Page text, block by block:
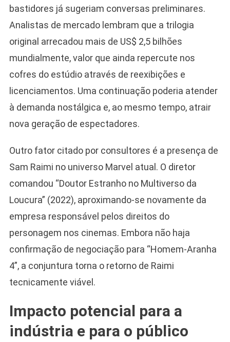
bastidores já sugeriam conversas preliminares.
Analistas de mercado lembram que a trilogia
original arrecadou mais de US$ 2,5 bilhões
mundialmente, valor que ainda repercute nos
cofres do estúdio através de reexibições e
licenciamentos. Uma continuação poderia atender
à demanda nostálgica e, ao mesmo tempo, atrair
nova geração de espectadores.
Outro fator citado por consultores é a presença de
Sam Raimi no universo Marvel atual. O diretor
comandou “Doutor Estranho no Multiverso da
Loucura” (2022), aproximando-se novamente da
empresa responsável pelos direitos do
personagem nos cinemas. Embora não haja
confirmação de negociação para “Homem-Aranha
4”, a conjuntura torna o retorno de Raimi
tecnicamente viável.
Impacto potencial para a
indústria e para o público